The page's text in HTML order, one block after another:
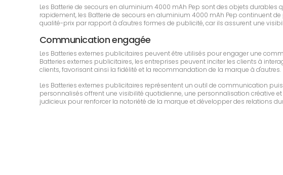
Les Batterie de secours en aluminium 4000 mAh Pep sont des objets
rapidement, les Batterie de secours en aluminium 4000 mAh Pep continuent
qualité-prix par rapport à d'autres formes de publicité, car ils assurent une
Communication engagée
Les Batteries externes publicitaires peuvent être utilisés pour engager une
Batteries externes publicitaires, les entreprises peuvent inciter les clients à
clients, favorisant ainsi la fidélité et la recommandation de la marque à d'autres.
Les Batteries externes publicitaires représentent un outil de communication
personnalisés offrent une visibilité quotidienne, une personnalisation créative
judicieux pour renforcer la notoriété de la marque et développer des relations